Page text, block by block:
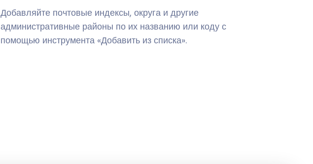
Добавляйте почтовые индексы, округа и другие
административные районы по их названию или коду с
помощью инструмента «Добавить из списка».